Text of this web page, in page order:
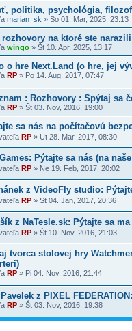
politika, psychológia,
marian_sk » So 01. Mar, 2025, 23:13
na ktoré ste narazili
wingo » Št 10. Apr, 2025, 13:17
o hre Next.Land (o hre, jej
RP » Po 14. Aug, 2017, 07:47
: Rozhovory : Spýtaj sa
RP » Št 03. Nov, 2016, 19:00
sa nás na počítačovú
RP » Ut 28. Mar, 2017, 08:30
Pýtajte sa nás (na
RP » Ne 19. Feb, 2017, 20:02
z VideoFly studio:
RP » St 04. Jan, 2017, 20:36
z NaTesle.sk: Pýtajte sa
RP » Št 10. Nov, 2016, 21:03
tvorca stolovej hry
RP » Pi 04. Nov, 2016, 21:44
z PIXEL
RP » Št 03. Nov, 2016, 19:38